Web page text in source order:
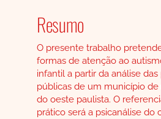
Resumo
O presente trabalho
formas de atenção ao
infantil a partir da análise das
públicas de um município
do oeste paulista. O
prático será a psicanálise do